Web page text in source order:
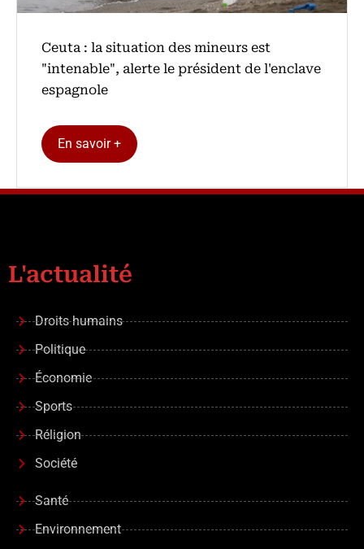
Ceuta : la situation des mineurs est
"intenable", alerte le président de l'enclave
espagnole
En savoir +
L'actualité
Droits humains
Politique
Économie
Sports
Réligion
Société
Santé
Environnement